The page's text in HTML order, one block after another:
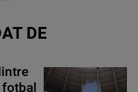
DE